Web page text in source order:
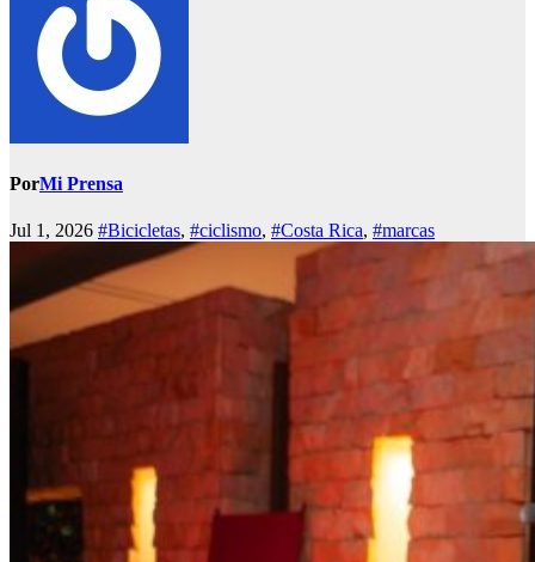
PorMi Prensa
Jul 1, 2026 #Bicicletas, #ciclismo, #Costa Rica, #marcas